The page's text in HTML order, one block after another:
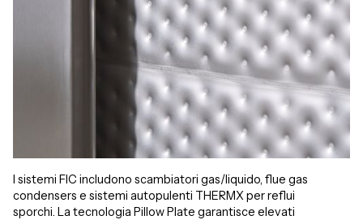
I sistemi FIC includono scambiatori gas/liquido, flue gas
condensers e sistemi autopulenti THERMX per reflui
sporchi. La tecnologia Pillow Plate garantisce elevati